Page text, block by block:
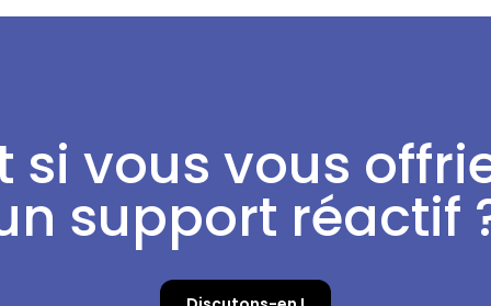
si vous vous
support réactif